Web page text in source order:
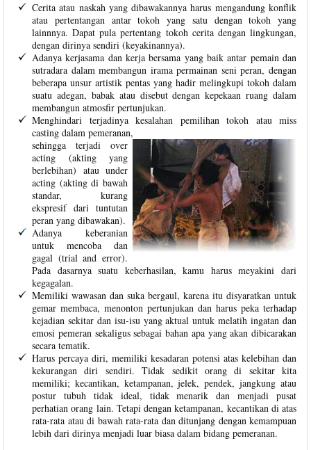
Cerita atau naskah yang dibawakannya harus mengandung konflik
atau pertentangan antar tokoh yang satu dengan tokoh yang
lainnnya. Dapat pula pertentang tokoh cerita dengan lingkungan,
dengan dirinya sendiri (keyakinannya).
Adanya kerjasama dan kerja bersama yang baik antar pemain dan
sutradara dalam membangun irama permainan seni peran, dengan
beberapa unsur artistik pentas yang hadir melingkupi tokoh dalam
suatu adegan, babak atau disebut dengan kepekaan ruang dalam
membangun atmosfir pertunjukan.
Menghindari terjadinya kesalahan pemilihan tokoh atau miss
casting dalam pemeranan,
sehingga terjadi over
acting (akting yang
berlebihan) atau under
acting (akting di bawah
standar, kurang
ekspresif dari tuntutan
peran yang dibawakan).
Adanya keberanian
untuk mencoba dan
gagal (trial and error).
Pada dasarnya suatu keberhasilan, kamu harus meyakini dari
kegagalan.
Memiliki wawasan dan suka bergaul, karena itu disyaratkan untuk
gemar membaca, menonton pertunjukan dan harus peka terhadap
kejadian sekitar dan isu-isu yang aktual untuk melatih ingatan dan
emosi pemeran sekaligus sebagai bahan apa yang akan dibicarakan
secara tematik.
Harus percaya diri, memiliki kesadaran potensi atas kelebihan dan
kekurangan diri sendiri. Tidak sedikit orang di sekitar kita
memiliki; kecantikan, ketampanan, jelek, pendek, jangkung atau
postur tubuh tidak ideal, tidak menarik dan menjadi pusat
perhatian orang lain. Tetapi dengan ketampanan, kecantikan di atas
rata-rata atau di bawah rata-rata dan ditunjang dengan kemampuan
lebih dari dirinya menjadi luar biasa dalam bidang pemeranan.